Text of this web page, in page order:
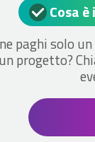
Cosa
paghi solo
progetto?